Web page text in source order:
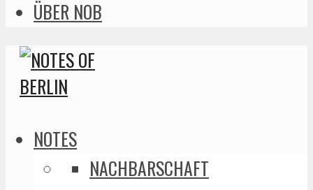
ÜBER NOB
NOTES
NACHBARSCHAFT